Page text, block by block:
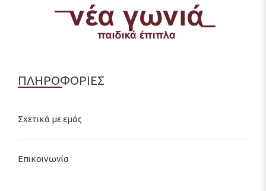
ΠΛΗΡΟΦΟΡΙΕΣ
Σχετικά με εμάς
Επικοινωνία